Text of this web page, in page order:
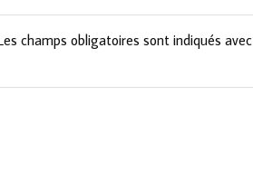
champs obligatoires sont indiqués avec